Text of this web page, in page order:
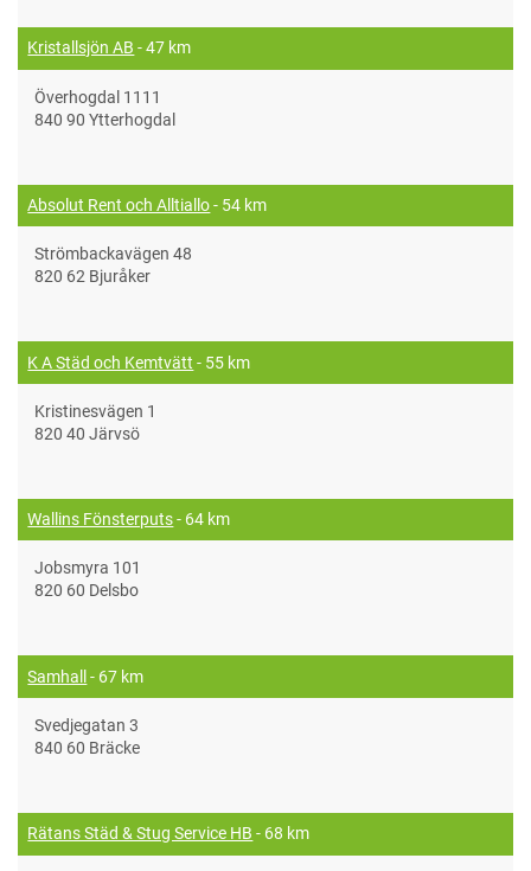
Kristallsjön AB - 47 km
Överhogdal 1111
840 90 Ytterhogdal
Absolut Rent och Alltiallo- 54 km
Strömbackavägen 48
820 62 Bjuråker
K A Städ och Kemtvätt - 55 km
Kristinesvägen 1
820 40 Järvsö
Wallins Fönsterputs- 64 km
Jobsmyra 101
820 60 Delsbo
Samhall - 67 km
Svedjegatan 3
840 60 Bräcke
Rätans Städ & Stug Service HB - 68 km